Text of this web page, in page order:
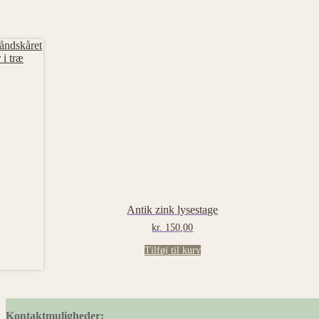
Antik zink lysestage
kr. 150,00
Tilføj til kurv
Kontaktmuligheder: